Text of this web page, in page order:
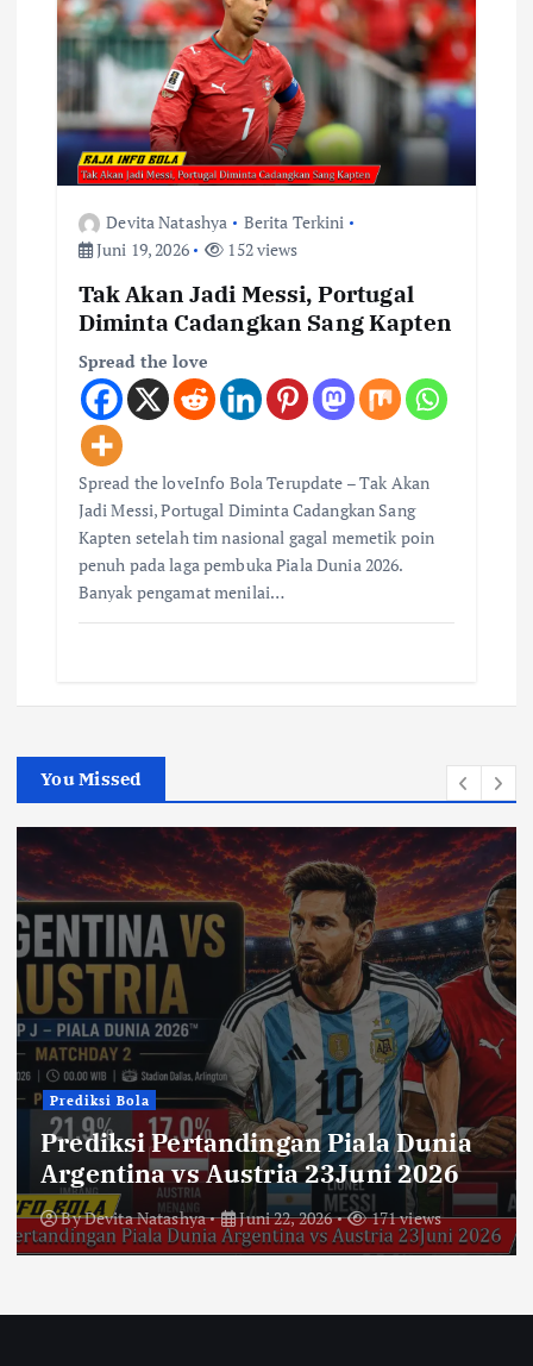
Devita Natashya
Berita Terkini
Juni 19, 2026
152 views
Tak Akan Jadi Messi, Portugal
Diminta Cadangkan Sang Kapten
Spread the love
Spread the loveInfo Bola Terupdate – Tak Akan
Jadi Messi, Portugal Diminta Cadangkan Sang
Kapten setelah tim nasional gagal memetik poin
penuh pada laga pembuka Piala Dunia 2026.
Banyak pengamat menilai…
You Missed
Prediksi Bola
Prediksi Pertandingan Piala Dunia
Argentina vs Austria 23Juni 2026
ByDevita Natashya Juni 22, 2026 171 views